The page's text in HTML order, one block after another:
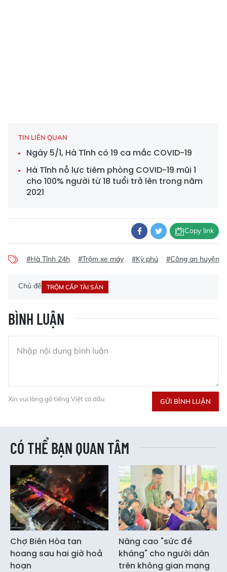
TIN LIÊN QUAN
Ngày 5/1, Hà Tĩnh có 19 ca mắc COVID-19
Hà Tĩnh nỗ lực tiêm phòng COVID-19 mũi 1
cho 100% người từ 18 tuổi trở lên trong năm
2021
Copy link
#Hà Tĩnh 24h #Trộm xe máy #Kỳ phú #Công an huyện
Chủ đề TRỘM CẮP TÀI SẢN
BÌNH LUẬN
Xin vui lòng gõ tiếng Việt có dấu GỬI BÌNH LUẬN
CÓ THỂ BẠN QUAN TÂM
Chợ Biên Hòa tan
hoang sau hai giờ hoả
hoạn
Nâng cao "sức đề
kháng" cho người dân
trên không gian mạng